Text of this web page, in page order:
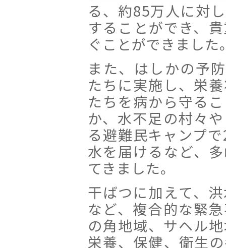
る、約85万人に対
することができ、
ぐことができました
また、はしかの予
たちに実施し、栄
たちを病から守る
か、水不足の村々
る避難民キャンプ
水を届けるなど、
てきました。
干ばつに加えて、
など、複合的な緊
の角地域、サヘル
栄養、保健、衛生